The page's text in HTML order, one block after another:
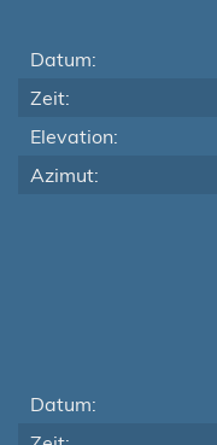
Datum:
Zeit:
Elevation:
Azimut:
Datum: